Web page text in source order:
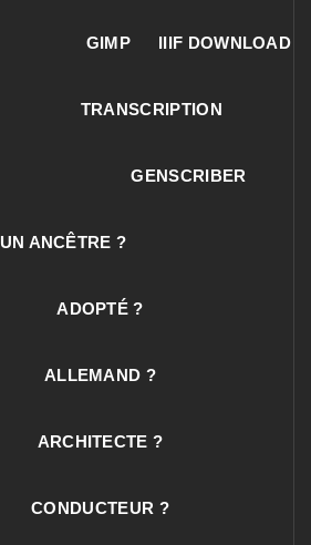
GIMP IIIF DOWNLOAD
TRANSCRIPTION
GENSCRIBER
UN ANCÊTRE ?
ADOPTÉ ?
ALLEMAND ?
ARCHITECTE ?
CONDUCTEUR ?